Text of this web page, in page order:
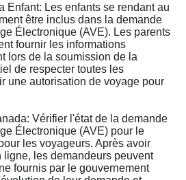
Enfant: Les enfants se rendant au
être inclus dans la demande
Électronique (AVE). Les parents
fournir les informations
lors de la soumission de la
de respecter toutes les
une autorisation de voyage pour
Vérifier l'état de la demande
Électronique (AVE) pour le
les voyageurs. Après avoir
les demandeurs peuvent
fournis par le gouvernement